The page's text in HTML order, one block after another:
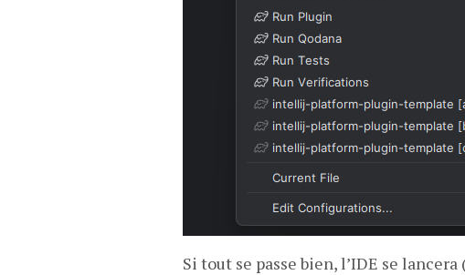
Si tout se passe bien, l’IDE se